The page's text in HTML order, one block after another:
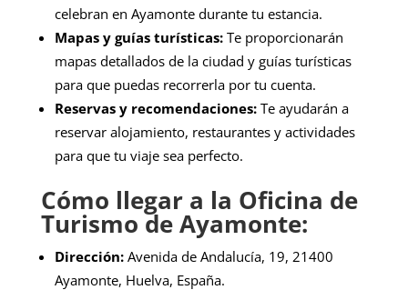
celebran en Ayamonte durante tu estancia.
Mapas y guías turísticas:Te proporcionarán
mapas detallados de la ciudad y guías turísticas
para que puedas recorrerla por tu cuenta.
Reservas y recomendaciones:Te ayudarán a
reservar alojamiento, restaurantes y actividades
para que tu viaje sea perfecto.
Cómo llegar a la Oficina de
Turismo de Ayamonte:
Dirección:Avenida de Andalucía, 19, 21400
Ayamonte, Huelva, España.